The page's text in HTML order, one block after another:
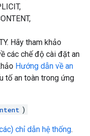
Hãy tham khảo
các chế độ cài đặt an
Hướng dẫn về an
tố an toàn trong ứng
)
chỉ dẫn hệ thống.